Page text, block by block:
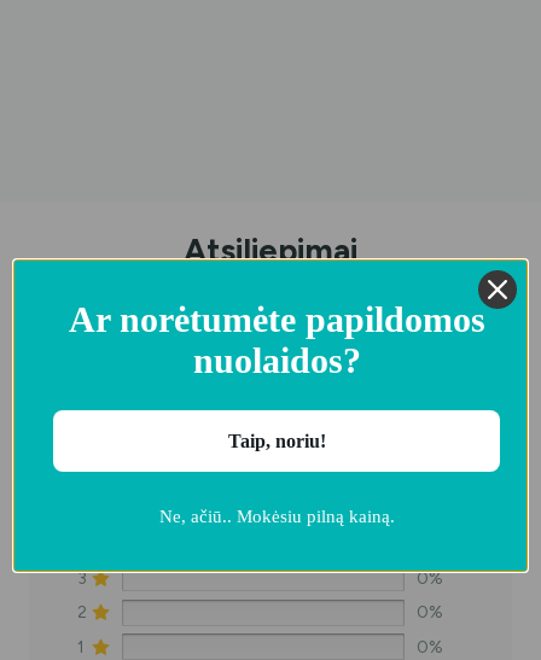
Atsiliepimai
5,0
38 atsiliepimai
3
0%
2
0%
1
0%
Ar norėtumėte papildomos
nuolaidos?
Taip, noriu!
Ne, ačiū.. Mokėsiu pilną kainą.